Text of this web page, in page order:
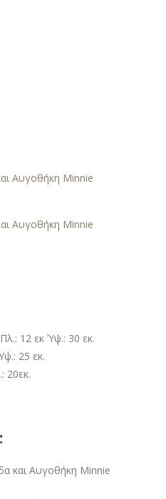
12 εκ Ύψ.: 30 εκ.
25 εκ.
20εκ.
και Αυγοθήκη Minnie